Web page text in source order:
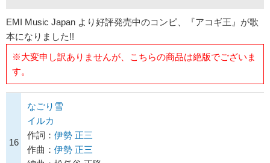
EMI Music Japan より好評発売中のコンピ、『アコギ王』が歌
本になりました!!
※大変申し訳ありませんが、こちらの商品は絶版でございま
す。
16
なごり雪
イルカ
作詞： 伊勢 正三
作曲： 伊勢 正三